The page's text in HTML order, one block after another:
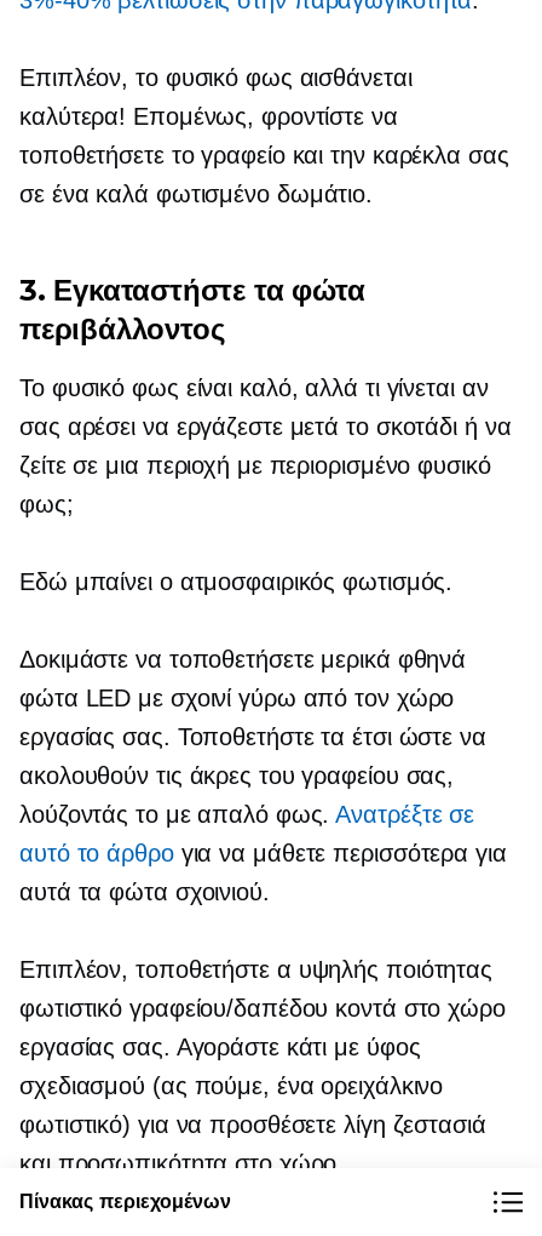
Επιπλέον, το φυσικό φως αισθάνεται
καλύτερα! Επομένως, φροντίστε να
τοποθετήσετε το γραφείο και την καρέκλα σας
σε ένα καλά φωτισμένοδωμάτιο.
3. Εγκαταστήστε τα φώτα
περιβάλλοντος
Το φυσικό φως είναι καλό, αλλά τι γίνεται αν
σας αρέσει να εργάζεστε μετά το σκοτάδι ή να
ζείτε σε μια περιοχή με περιορισμένο φυσικό
φως;
Εδώ μπαίνει ο ατμοσφαιρικός φωτισμός.
Δοκιμάστε να τοποθετήσετε μερικά φθηνά
φώτα LED με σχοινί γύρω από τον χώρο
εργασίας σας. Τοποθετήστε τα έτσι ώστε να
ακολουθούν τις άκρες του γραφείου σας,
λούζοντάς το με απαλό φως.Ανατρέξτε σε
αυτό το άρθρογια να μάθετε περισσότερα για
αυτά τα φώτα σχοινιού.
Επιπλέον, τοποθετήστε α υψηλής ποιότητας
φωτιστικό γραφείου/δαπέδου κοντά στο χώρο
εργασίας σας. Αγοράστε κάτι με ύφος
σχεδιασμού (ας πούμε, ένα ορειχάλκινο
φωτιστικό) για να προσθέσετε λίγη ζεστασιά
και προσωπικότητα στο χώρο.
Πίνακας περιεχομένων